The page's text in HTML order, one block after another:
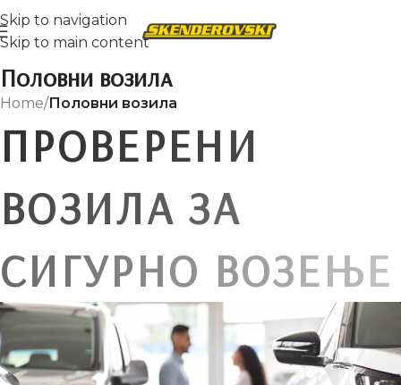
Skip to navigation
Skip to main content
Половни возила
Home/Половни возила
ПРОВЕРЕНИ
ВОЗИЛА ЗА
СИГУРНО ВОЗЕЊЕ